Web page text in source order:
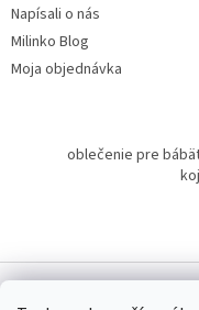
Napísali o nás
Milinko Blog
Moja objednávka
oblečenie pre